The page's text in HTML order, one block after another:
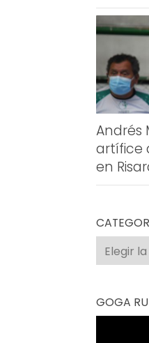
Andrés
artífice
en
GOGA